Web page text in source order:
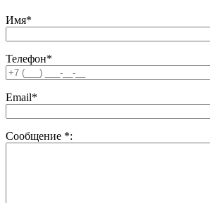
Имя*
Телефон*
Email*
Сообщение *: